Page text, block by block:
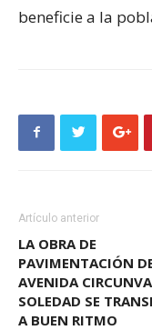
beneficie a la
Artículo anterior
LA OBRA DE
PAVIMENTACIÓN
AVENIDA
SOLEDAD SE
A BUEN RITMO